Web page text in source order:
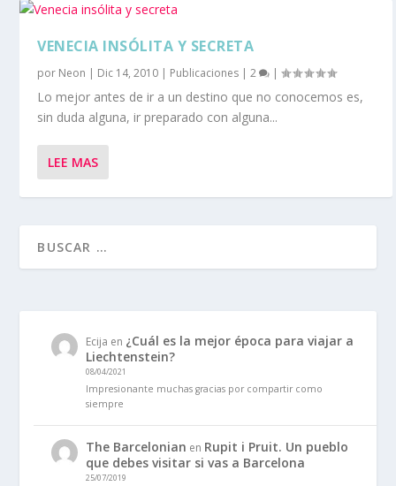
VENECIA INSÓLITA Y SECRETA
por Neon | Dic 14, 2010 | Publicaciones |2 |
Lo mejor antes de ir a un destino que no conocemos es,
sin duda alguna, ir preparado con alguna...
LEE MAS
Ecija en ¿Cuál es la mejor época para viajar a
Liechtenstein?
08/04/2021
Impresionante muchas gracias por compartir como
siempre
The Barcelonian en Rupit i Pruit. Un pueblo
que debes visitar si vas a Barcelona
25/07/2019